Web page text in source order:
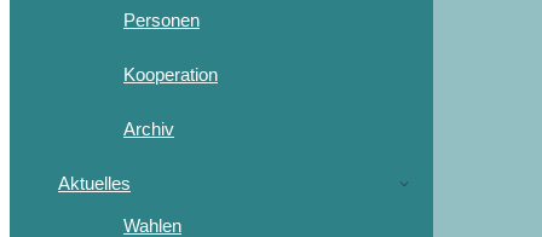
Personen
Kooperation
Archiv
Aktuelles
Wahlen